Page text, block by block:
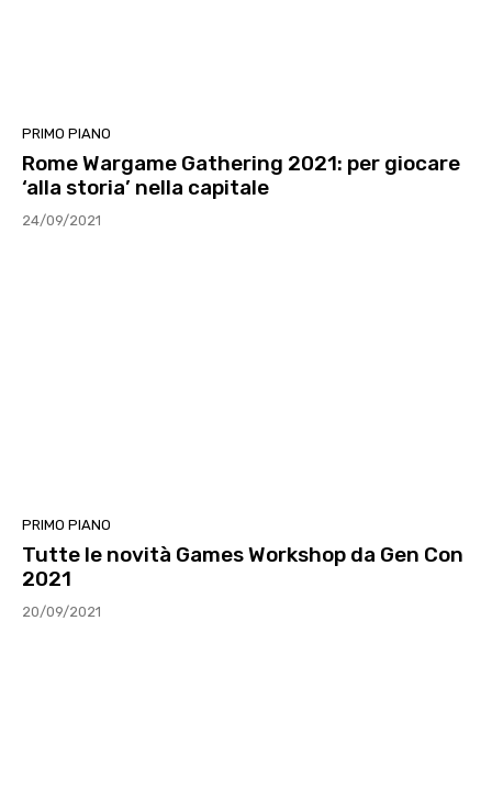
PRIMO PIANO
Rome Wargame Gathering 2021: per giocare
‘alla storia’ nella capitale
24/09/2021
PRIMO PIANO
Tutte le novità Games Workshop da Gen Con
2021
20/09/2021